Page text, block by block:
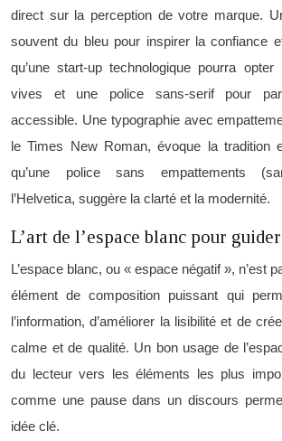
direct sur la perception de votre marque.
souvent du bleu pour inspirer la confiance
qu’une start-up technologique pourra
vives et une police sans-serif pour
accessible. Une typographie avec
le Times New Roman, évoque la tradition
qu’une police sans empattements
l’Helvetica, suggère la clarté et la modernité.
L’art de l’espace blanc pour
L’espace blanc, ou « espace négatif », n’est
élément de composition puissant qui
l’information, d’améliorer la lisibilité et de
calme et de qualité. Un bon usage de
du lecteur vers les éléments les plus
comme une pause dans un discours
idée clé.